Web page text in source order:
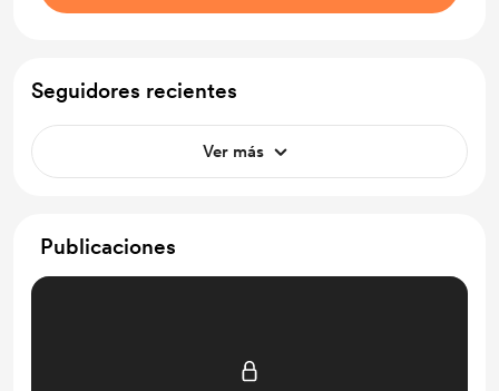
Seguidores recientes
Ver más
Publicaciones